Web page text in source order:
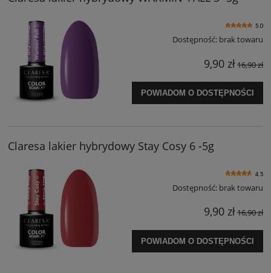
5.0
Dostępność: brak towaru
9,90 zł16,90 zł
POWIADOM O DOSTĘPNOŚCI
Claresa lakier hybrydowy Stay Cosy 6 -5g
4.5
Dostępność: brak towaru
9,90 zł16,90 zł
POWIADOM O DOSTĘPNOŚCI